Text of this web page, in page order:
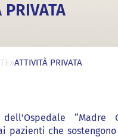
PRIVATA
»ATTIVITÀ PRIVATA
“Madre
pazienti che